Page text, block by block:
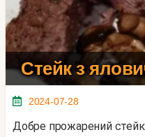
Стейк з
2024-07-28
Добре прожарений стейк, який практично ні в чому не